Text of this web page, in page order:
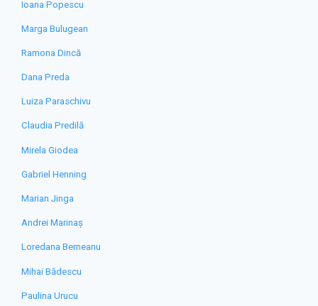
Ioana Popescu
Marga Bulugean
Ramona Dincă
Dana Preda
Luiza Paraschivu
Claudia Predilă
Mirela Giodea
Gabriel Henning
Marian Jinga
Andrei Marinaș
Loredana Berneanu
Mihai Bădescu
Paulina Urucu